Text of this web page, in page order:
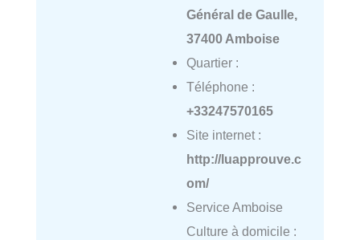
Général de Gaulle,
37400 Amboise
Quartier :
Téléphone :
+33247570165
Site internet :
http://luapprouve.c
om/
Service Amboise
Culture à domicile :